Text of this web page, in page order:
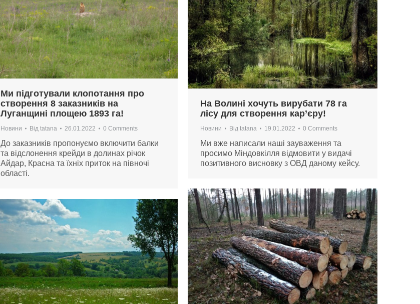
Ми підготували клопотання про
створення 8 заказників на
Луганщині площею 1893 га!
Новини Від tatana 26.01.2022 0 Comments
До заказників пропонуємо включити балки
та відслонення крейди в долинах річок
Айдар, Красна та їхніх приток на півночі
області.
На Волині хочуть вирубати 78 га
лісу для створення кар’єру!
Новини Від tatana 19.01.2022 0 Comments
Ми вже написали наші зауваження та
просимо Міндовкілля відмовити у видачі
позитивного висновку з ОВД даному кейсу.